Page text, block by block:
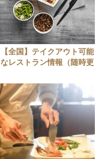
【全国】テイクアウト可能
なレストラン情報（随時更